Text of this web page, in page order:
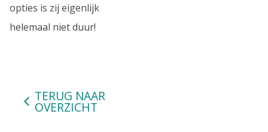
opties is zij eigenlijk
helemaal niet duur!
TERUG NAAR
OVERZICHT